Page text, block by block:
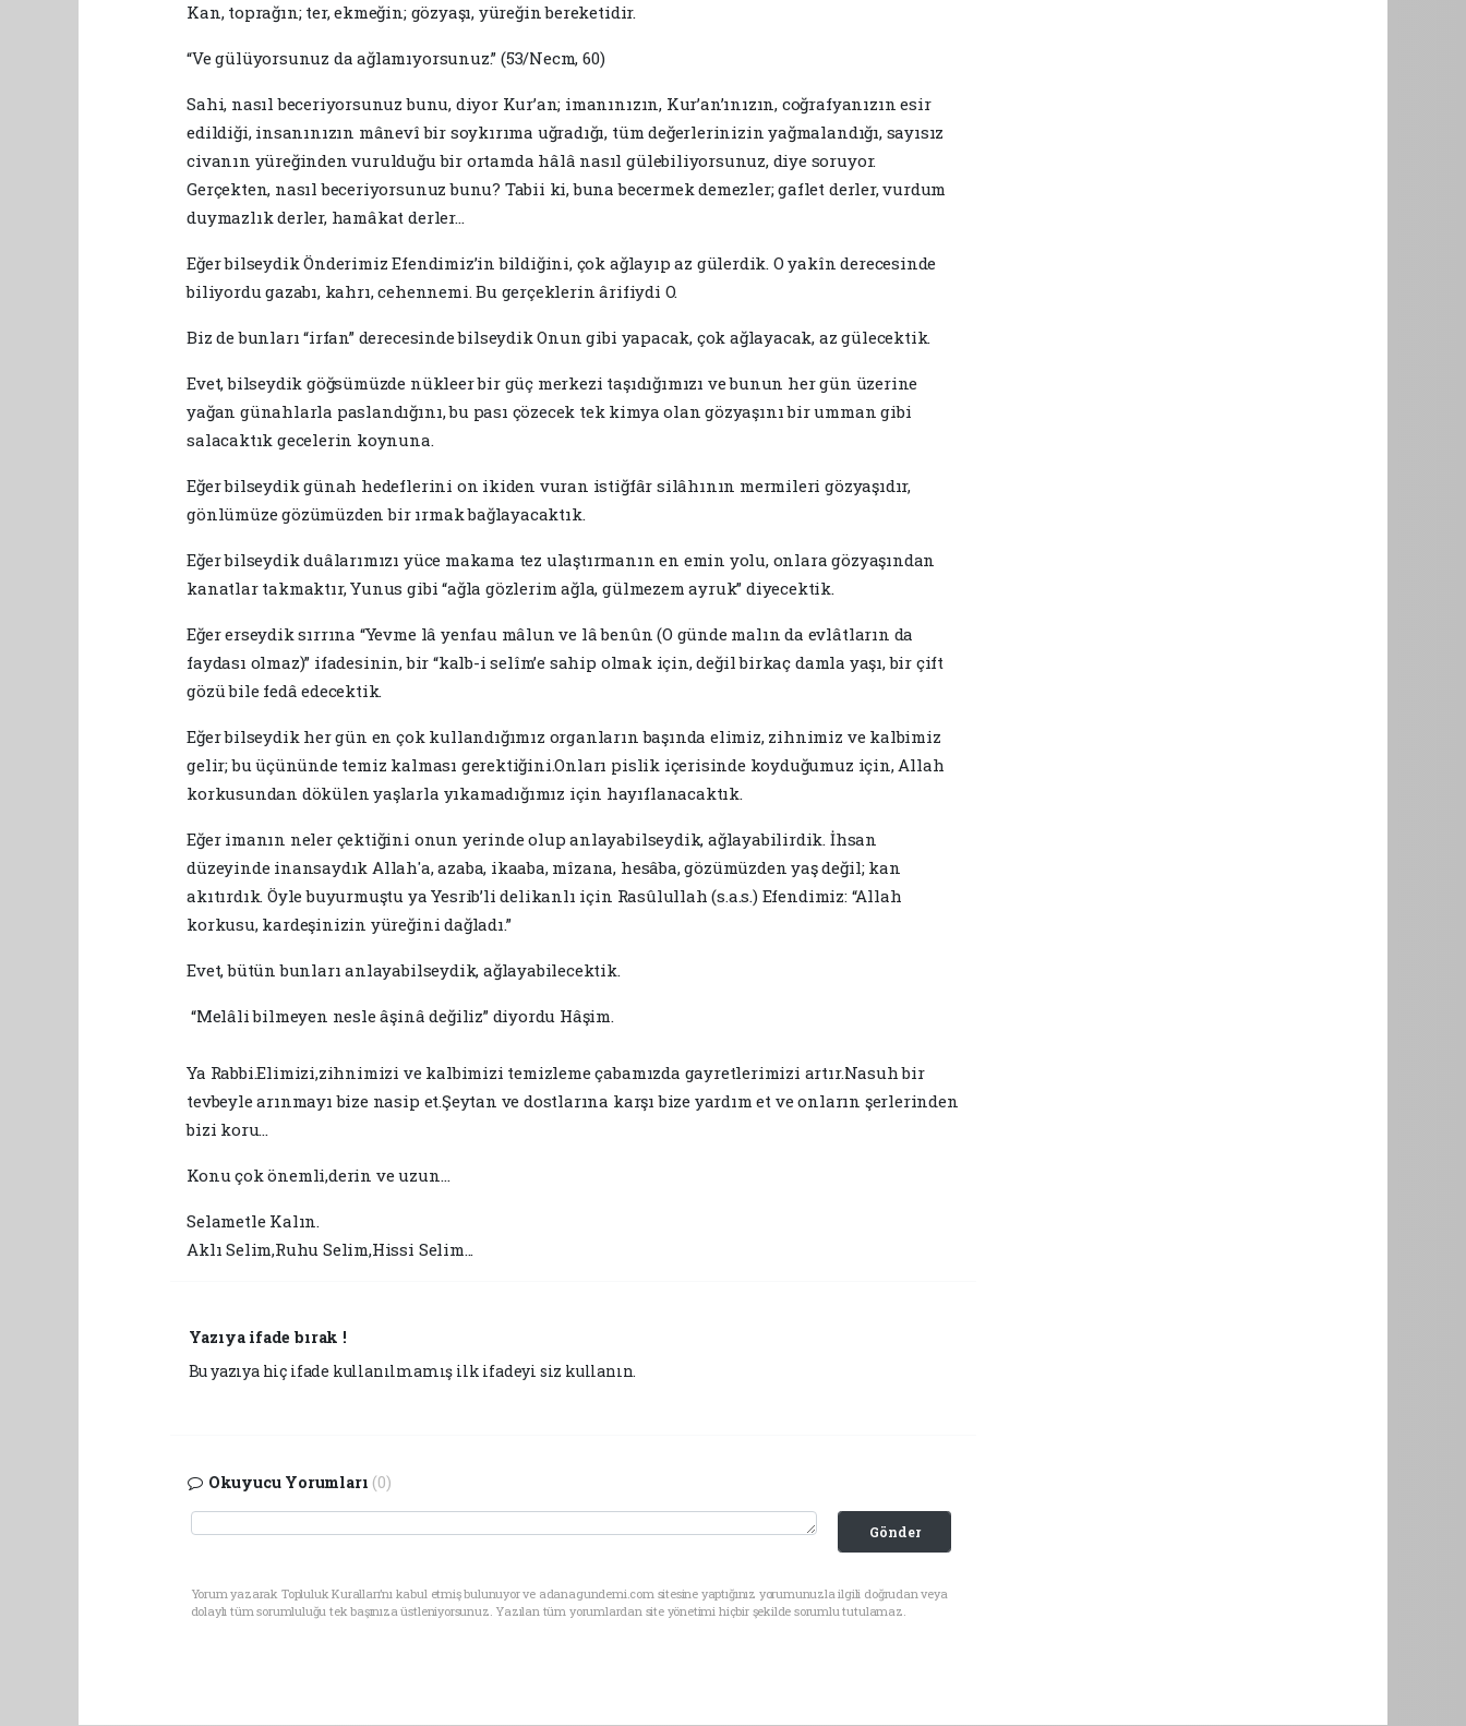
Kan, toprağın; ter, ekmeğin; gözyaşı, yüreğin bereketidir.
“Ve gülüyorsunuz da ağlamıyorsunuz.” (53/Necm, 60)
Sahi, nasıl beceriyorsunuz bunu, diyor Kur’an; imanınızın, Kur’an’ınızın, coğrafyanızın esir
edildiği, insanınızın mânevî bir soykırıma uğradığı, tüm değerlerinizin yağmalandığı, sayısız
civanın yüreğinden vurulduğu bir ortamda hâlâ nasıl gülebiliyorsunuz, diye soruyor.
Gerçekten, nasıl beceriyorsunuz bunu? Tabii ki, buna becermek demezler; gaflet derler, vurdum
duymazlık derler, hamâkat derler...
Eğer bilseydik Önderimiz Efendimiz’in bildiğini, çok ağlayıp az gülerdik. O yakîn derecesinde
biliyordu gazabı, kahrı, cehennemi. Bu gerçeklerin ârifiydi O.
Biz de bunları “irfan” derecesinde bilseydik Onun gibi yapacak, çok ağlayacak, az gülecektik.
Evet, bilseydik göğsümüzde nükleer bir güç merkezi taşıdığımızı ve bunun her gün üzerine
yağan günahlarla paslandığını, bu pası çözecek tek kimya olan gözyaşını bir umman gibi
salacaktık gecelerin koynuna.
Eğer bilseydik günah hedeflerini on ikiden vuran istiğfâr silâhının mermileri gözyaşıdır,
gönlümüze gözümüzden bir ırmak bağlayacaktık.
Eğer bilseydik duâlarımızı yüce makama tez ulaştırmanın en emin yolu, onlara gözyaşından
kanatlar takmaktır, Yunus gibi “ağla gözlerim ağla, gülmezem ayruk” diyecektik.
Eğer erseydik sırrına “Yevme lâ yenfau mâlun ve lâ benûn (O günde malın da evlâtların da
faydası olmaz)” ifadesinin, bir “kalb-i selîm’e sahip olmak için, değil birkaç damla yaşı, bir çift
gözü bile fedâ edecektik.
Eğer bilseydik her gün en çok kullandığımız organların başında elimiz, zihnimiz ve kalbimiz
gelir; bu üçününde temiz kalması gerektiğini.Onları pislik içerisinde koyduğumuz için, Allah
korkusundan dökülen yaşlarla yıkamadığımız için hayıflanacaktık.
Eğer imanın neler çektiğini onun yerinde olup anlayabilseydik, ağlayabilirdik. İhsan
düzeyinde inansaydık Allah'a, azaba, ikaaba, mîzana, hesâba, gözümüzden yaş değil; kan
akıtırdık. Öyle buyurmuştu ya Yesrib’li delikanlı için Rasûlullah (s.a.s.) Efendimiz: “Allah
korkusu, kardeşinizin yüreğini dağladı.”
Evet, bütün bunları anlayabilseydik, ağlayabilecektik.
“Melâli bilmeyen nesle âşinâ değiliz” diyordu Hâşim.
Ya Rabbi.Elimizi,zihnimizi ve kalbimizi temizleme çabamızda gayretlerimizi artır.Nasuh bir
tevbeyle arınmayı bize nasip et.Şeytan ve dostlarına karşı bize yardım et ve onların şerlerinden
bizi koru…
Konu çok önemli,derin ve uzun…
Selametle Kalın.
Aklı Selim,Ruhu Selim,Hissi Selim...
Yazıya ifade bırak !
Bu yazıya hiç ifade kullanılmamış ilk ifadeyi siz kullanın.
Okuyucu Yorumları (0)
Gönder
Yorum yazarak Topluluk Kuralları’nı kabul etmiş bulunuyor ve adanagundemi.com sitesine yaptığınız yorumunuzla ilgili doğrudan veya
dolaylı tüm sorumluluğu tek başınıza üstleniyorsunuz. Yazılan tüm yorumlardan site yönetimi hiçbir şekilde sorumlu tutulamaz.